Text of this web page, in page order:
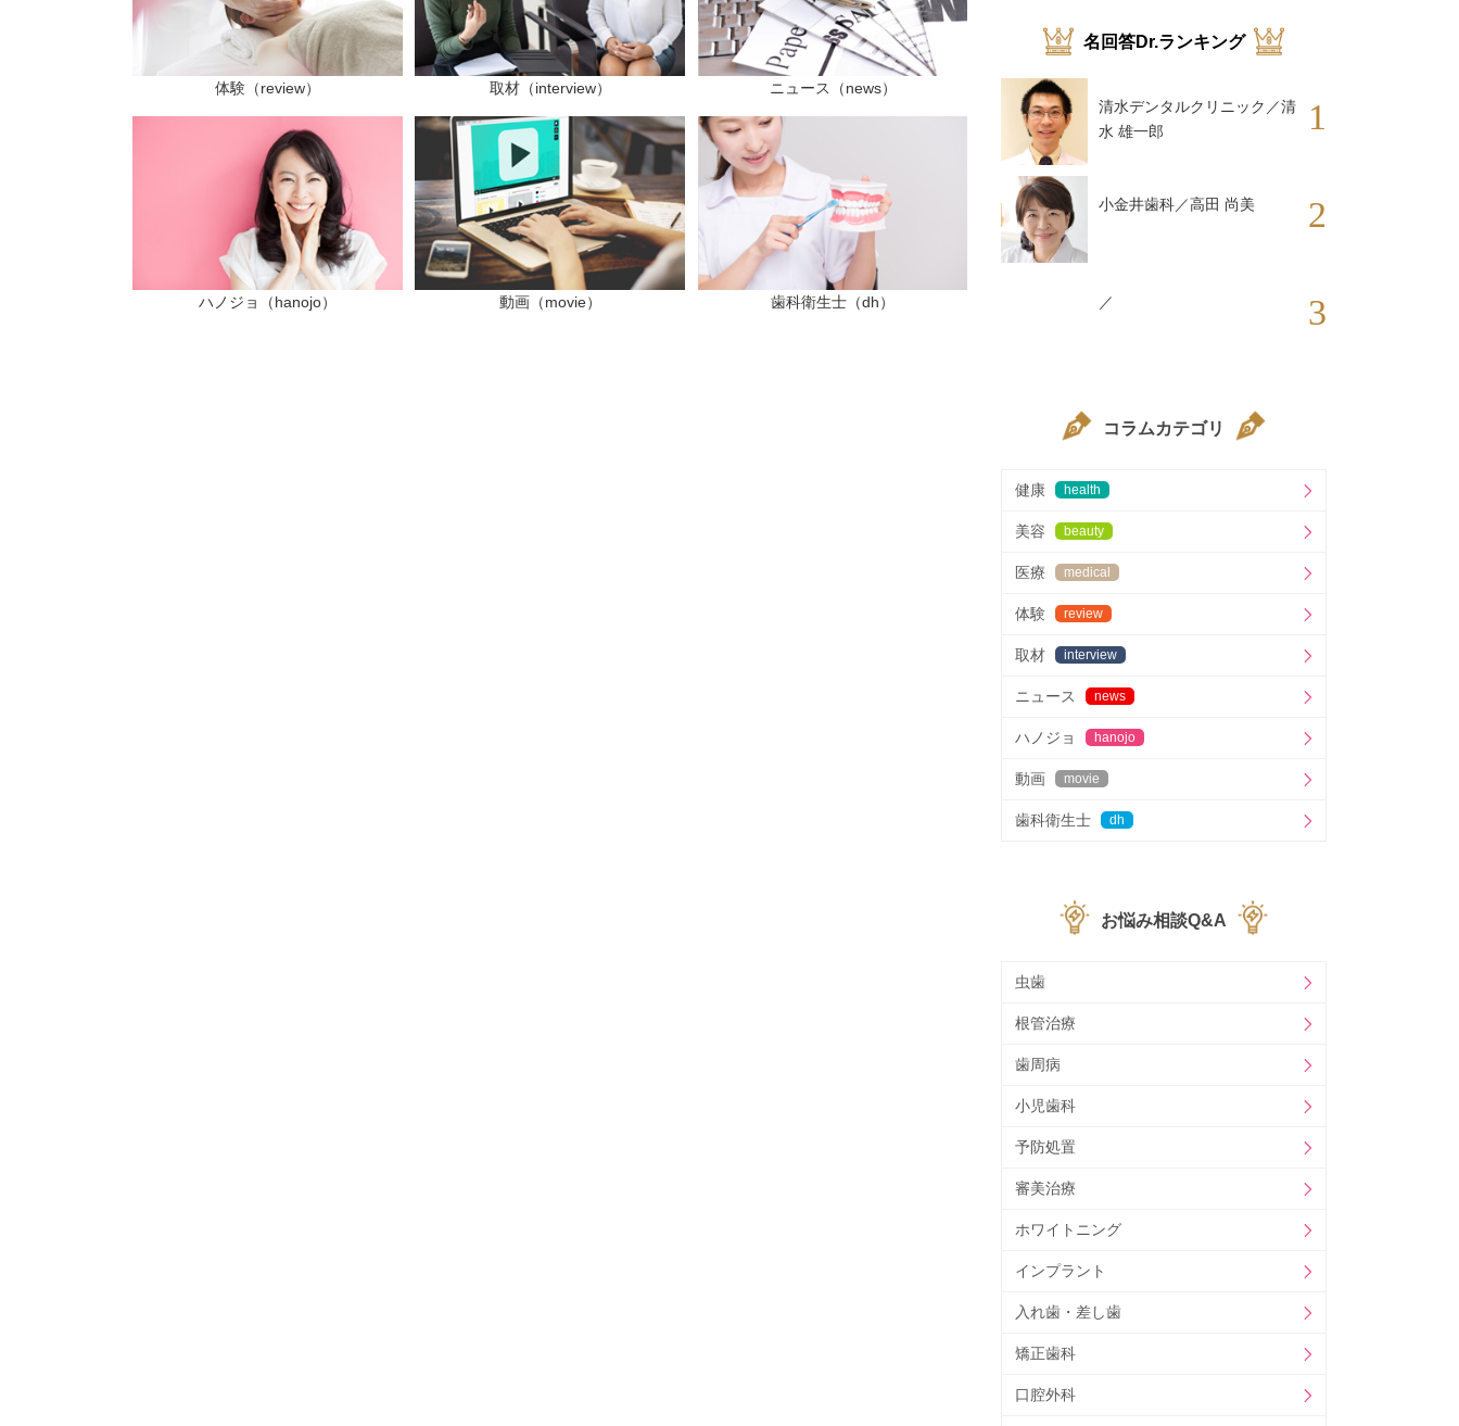
体験（review） 取材（interview） ニュース（news）
ハノジョ（hanojo） 動画（movie） 歯科衛生士（dh）
名回答Dr.ランキング
清水デンタルクリニック／清
水 雄一郎
1
小金井歯科／高田 尚美 2
／ 3
コラムカテゴリ
健康 health
美容 beauty
医療 medical
体験 review
取材 interview
ニュース news
ハノジョ hanojo
動画 movie
歯科衛生士 dh
お悩み相談Q&A
虫歯
根管治療
歯周病
小児歯科
予防処置
審美治療
ホワイトニング
インプラント
入れ歯・差し歯
矯正歯科
口腔外科